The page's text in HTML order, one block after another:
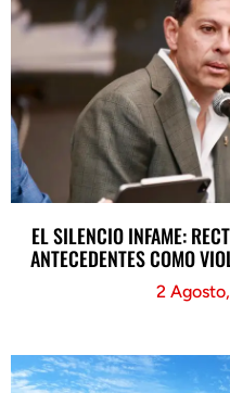
EL SILENCIO INFAME:
ANTECEDENTES COMO
2